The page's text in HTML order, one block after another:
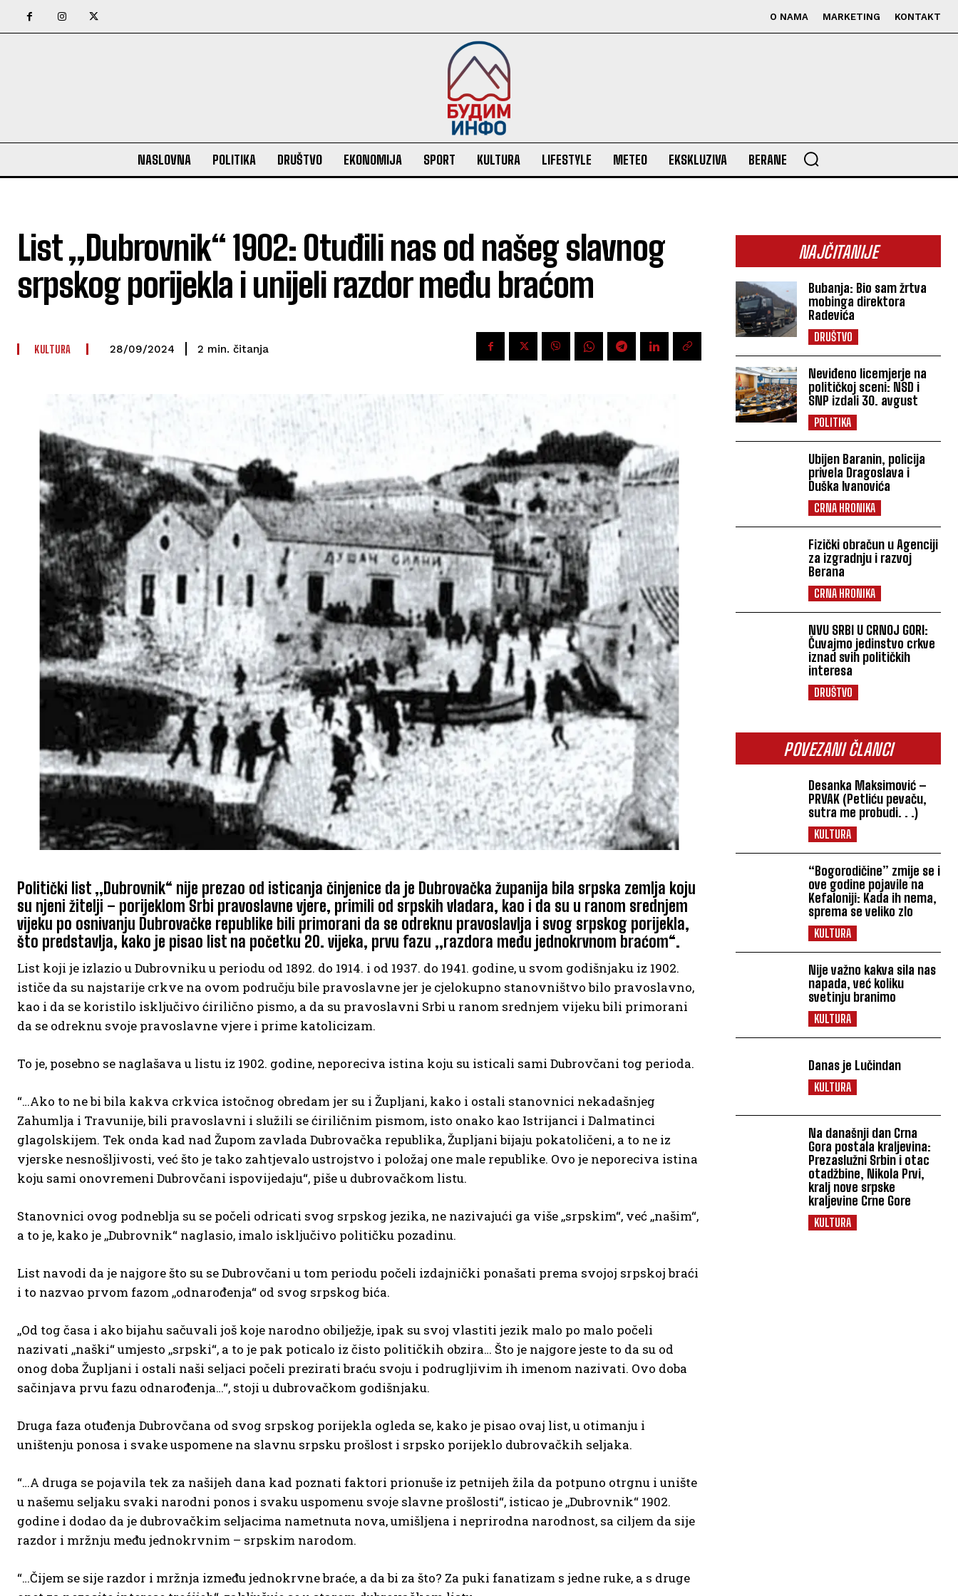
O NAMA MARKETING KONTAKT
NASLOVNA POLITIKA DRUŠTVO EKONOMIJA SPORT KULTURA LIFESTYLE METEO EKSKLUZIVA BERANE
NAJČITANIJE
Bubanja: Bio sam žrtva
mobinga direktora
Radevića
DRUŠTVO
Neviđeno licemjerje na
političkoj sceni: NSD i
SNP izdali 30. avgust
POLITIKA
Ubijen Baranin, policija
privela Dragoslava i
Duška Ivanovića
CRNA HRONIKA
Fizički obračun u Agenciji
za izgradnju i razvoj
Berana
CRNA HRONIKA
NVU SRBI U CRNOJ GORI:
Čuvajmo jedinstvo crkve
iznad svih političkih
interesa
DRUŠTVO
POVEZANI ČLANCI
Desanka Maksimović –
PRVAK (Petliću pevaču,
sutra me probudi. . .)
KULTURA
“Bogorodičine” zmije se i
ove godine pojavile na
Kefaloniji: Kada ih nema,
sprema se veliko zlo
KULTURA
Nije važno kakva sila nas
napada, već koliku
svetinju branimo
KULTURA
Danas je Lučindan
KULTURA
Na današnji dan Crna
Gora postala kraljevina:
Prezaslužni Srbin i otac
otadžbine, Nikola Prvi,
kralj nove srpske
kraljevine Crne Gore
KULTURA
List ,,Dubrovnik“ 1902: Otuđili nas od našeg slavnog
srpskog porijekla i unijeli razdor među braćom
KULTURA 28/09/2024 2 min. čitanja
Politički list ,,Dubrovnik“ nije prezao od isticanja činjenice da je Dubrovačka županija bila srpska zemlja koju
su njeni žitelji – porijeklom Srbi pravoslavne vjere, primili od srpskih vladara, kao i da su u ranom srednjem
vijeku po osnivanju Dubrovačke republike bili primorani da se odreknu pravoslavlja i svog srpskog porijekla,
što predstavlja, kako je pisao list na početku 20. vijeka, prvu fazu ,,razdora među jednokrvnom braćom“.
List koji je izlazio u Dubrovniku u periodu od 1892. do 1914. i od 1937. do 1941. godine, u svom godišnjaku iz 1902.
ističe da su najstarije crkve na ovom području bile pravoslavne jer je cjelokupno stanovništvo bilo pravoslavno,
kao i da se koristilo isključivo ćirilično pismo, a da su pravoslavni Srbi u ranom srednjem vijeku bili primorani
da se odreknu svoje pravoslavne vjere i prime katolicizam.
To je, posebno se naglašava u listu iz 1902. godine, neporeciva istina koju su isticali sami Dubrovčani tog perioda.
“…Ako to ne bi bila kakva crkvica istočnog obredam jer su i Župljani, kako i ostali stanovnici nekadašnjeg
Zahumlja i Travunije, bili pravoslavni i služili se ćiriličnim pismom, isto onako kao Istrijanci i Dalmatinci
glagolskijem. Tek onda kad nad Župom zavlada Dubrovačka republika, Župljani bijaju pokatoličeni, a to ne iz
vjerske nesnošljivosti, već što je tako zahtjevalo ustrojstvo i položaj one male republike. Ovo je neporeciva istina
koju sami onovremeni Dubrovčani ispovijedaju“, piše u dubrovačkom listu.
Stanovnici ovog podneblja su se počeli odricati svog srpskog jezika, ne nazivajući ga više ,,srpskim“, već ,,našim“,
a to je, kako je ,,Dubrovnik“ naglasio, imalo isključivo političku pozadinu.
List navodi da je najgore što su se Dubrovčani u tom periodu počeli izdajnički ponašati prema svojoj srpskoj braći
i to nazvao prvom fazom ,,odnarođenja“ od svog srpskog bića.
,,Od tog časa i ako bijahu sačuvali još koje narodno obilježje, ipak su svoj vlastiti jezik malo po malo počeli
nazivati ,,naški“ umjesto ,,srpski“, a to je pak poticalo iz čisto političkih obzira… Što je najgore jeste to da su od
onog doba Župljani i ostali naši seljaci počeli prezirati braću svoju i podrugljivim ih imenom nazivati. Ovo doba
sačinjava prvu fazu odnarođenja…“, stoji u dubrovačkom godišnjaku.
Druga faza otuđenja Dubrovčana od svog srpskog porijekla ogleda se, kako je pisao ovaj list, u otimanju i
uništenju ponosa i svake uspomene na slavnu srpsku prošlost i srpsko porijeklo dubrovačkih seljaka.
“…A druga se pojavila tek za našijeh dana kad poznati faktori prionuše iz petnijeh žila da potpuno otrgnu i unište
u našemu seljaku svaki narodni ponos i svaku uspomenu svoje slavne prošlosti“, isticao je ,,Dubrovnik“ 1902.
godine i dodao da je dubrovačkim seljacima nametnuta nova, umišljena i neprirodna narodnost, sa ciljem da sije
razdor i mržnju među jednokrvnim – srpskim narodom.
“…Čijem se sije razdor i mržnja između jednokrvne braće, a da bi za što? Za puki fanatizam s jedne ruke, a s druge